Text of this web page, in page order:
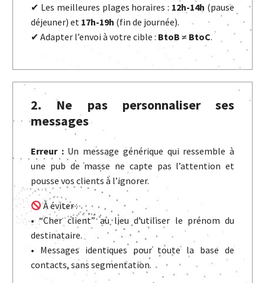
✔ Les meilleures plages horaires : 12h-14h (pause
déjeuner) et 17h-19h (fin de journée).
✔ Adapter l’envoi à votre cible : BtoB ≠ BtoC.
2. Ne pas personnaliser ses
messages
Erreur :Un message générique qui ressemble à
une pub de masse ne capte pas l’attention et
pousse vos clients à l’ignorer.
À éviter :
• “Cher client” au lieu d’utiliser le prénom du
destinataire.
• Messages identiques pour toute la base de
contacts, sans segmentation.